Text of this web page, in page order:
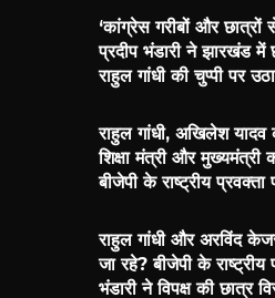
‘कांग्रेस गरीबों और
प्रदीप भंडारी ने झारखंड में
राहुल गांधी की चुप्पी पर
राहुल गांधी, अखिलेश
शिक्षा मंत्री और मुख्यमंत्री
बीजेपी के राष्ट्रीय प्रवक्ता
राहुल गांधी और अरविंद
जा रहे? बीजेपी के राष्ट्रीय
भंडारी ने विपक्ष की छात्र